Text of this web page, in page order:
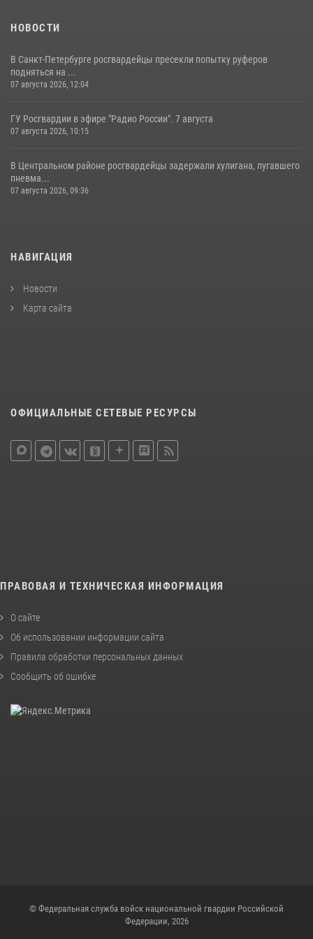
НОВОСТИ
В Санкт-Петербурге росгвардейцы пресекли попытку руферов
подняться на ...
07 августа 2026, 12:04
ГУ Росгвардии в эфире "Радио России". 7 августа
07 августа 2026, 10:15
В Центральном районе росгвардейцы задержали хулигана, пугавшего
пневма...
07 августа 2026, 09:36
НАВИГАЦИЯ
Новости
Карта сайта
ОФИЦИАЛЬНЫЕ СЕТЕВЫЕ РЕСУРСЫ
ПРАВОВАЯ И ТЕХНИЧЕСКАЯ ИНФОРМАЦИЯ
О сайте
Об использовании информации сайта
Правила обработки персональных данных
Сообщить об ошибке
© Федеральная служба войск национальной гвардии Российской
Федерации, 2026